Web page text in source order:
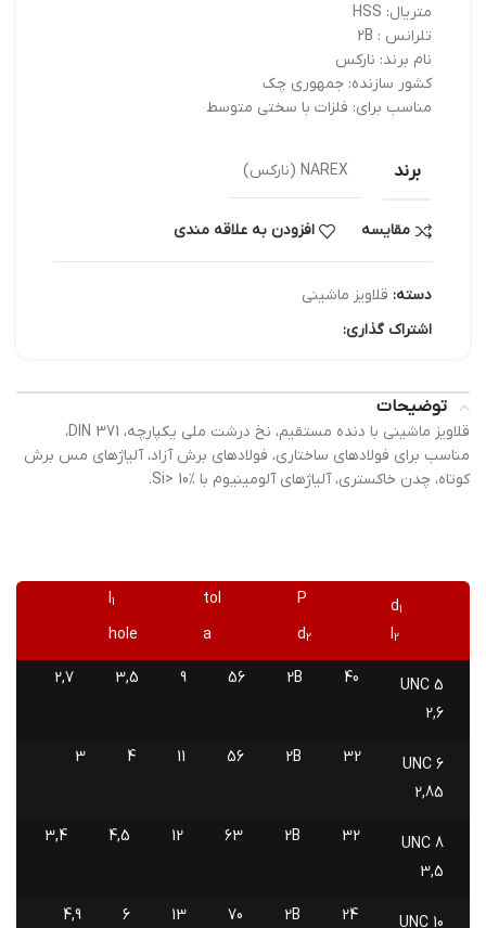
متریال: HSS
تلرانس : 2B
نام برند: نارکس
کشور سازنده: جمهوری چک
مناسب برای: فلزات با سختی متوسط
برند NAREX (نارکس)
مقایسه افزودن به علاقه مندی
دسته: قلاویز ماشینی
اشتراک گذاری:
توضیحات
قلاویز ماشینی با دنده مستقیم، نخ درشت ملی یکپارچه، DIN 371،
مناسب برای فولادهای ساختاری، فولادهای برش آزاد، آلیاژهای مس برش
کوتاه، چدن خاکستری، آلیاژهای آلومینیوم با Si> 10%.
d1
P
tol
l1
l2
d2
a
hole
UNC 5
40
2B
56
9
3,5
2,7
2,6
UNC 6
32
2B
56
11
4
3
2,85
UNC 8
32
2B
63
12
4,5
3,4
3,5
UNC 10
24
2B
70
13
6
4,9